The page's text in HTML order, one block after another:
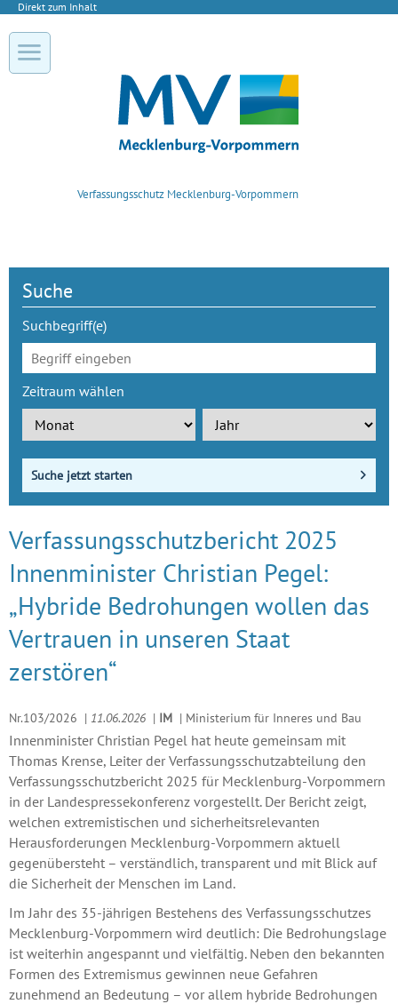
Direkt zum Inhalt
Verfassungsschutz Mecklenburg-Vorpommern
Suche
Suchbegriff(e)
Zeitraum wählen
Suche jetzt starten
Verfassungsschutzbericht 2025
Innenminister Christian Pegel:
„Hybride Bedrohungen wollen das
Vertrauen in unseren Staat
zerstören“
Nr.103/2026 | 11.06.2026 | IM | Ministerium für Inneres und Bau
Innenminister Christian Pegel hat heute gemeinsam mit
Thomas Krense, Leiter der Verfassungsschutzabteilung den
Verfassungsschutzbericht 2025 für Mecklenburg-Vorpommern
in der Landespressekonferenz vorgestellt. Der Bericht zeigt,
welchen extremistischen und sicherheitsrelevanten
Herausforderungen Mecklenburg-Vorpommern aktuell
gegenübersteht – verständlich, transparent und mit Blick auf
die Sicherheit der Menschen im Land.
Im Jahr des 35-jährigen Bestehens des Verfassungsschutzes
Mecklenburg-Vorpommern wird deutlich: Die Bedrohungslage
ist weiterhin angespannt und vielfältig. Neben den bekannten
Formen des Extremismus gewinnen neue Gefahren
zunehmend an Bedeutung – vor allem hybride Bedrohungen